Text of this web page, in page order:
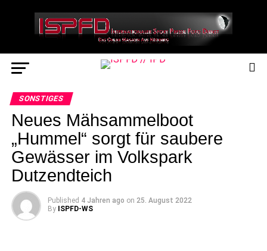
SONSTIGES
Neues Mähsammelboot
„Hummel“ sorgt für saubere
Gewässer im Volkspark
Dutzendteich
Published 4 Jahren ago on 25. August 2022
By ISPFD-WS